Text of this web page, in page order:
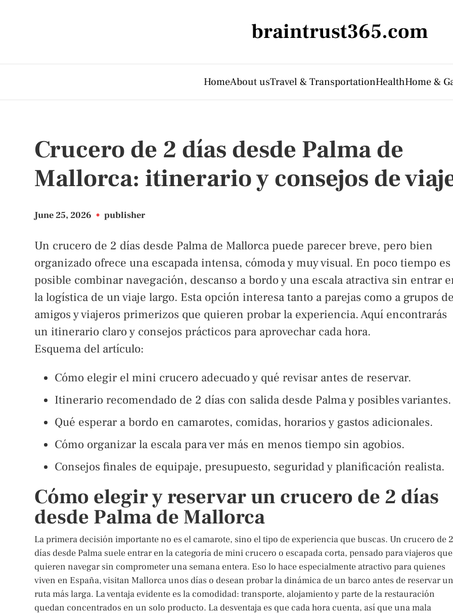
braintrust365.com
HomeAbout usTravel & TransportationHealthHome &
Crucero de 2 días desde Palma de
Mallorca: itinerario y consejos de
June 25, 2026 • publisher
Un crucero de 2 días desde Palma de Mallorca puede parecer breve, pero bien
organizado ofrece una escapada intensa, cómoda y muy visual. En poco tiempo es
posible combinar navegación, descanso a bordo y una escala atractiva sin entrar
la logística de un viaje largo. Esta opción interesa tanto a parejas como a grupos
amigos y viajeros primerizos que quieren probar la experiencia. Aquí encontrarás
un itinerario claro y consejos prácticos para aprovechar cada hora.
Esquema del artículo:
Cómo elegir el mini crucero adecuado y qué revisar antes de reservar.
Itinerario recomendado de 2 días con salida desde Palma y posibles variantes.
Qué esperar a bordo en camarotes, comidas, horarios y gastos adicionales.
Cómo organizar la escala para ver más en menos tiempo sin agobios.
Consejos finales de equipaje, presupuesto, seguridad y planificación realista.
Cómo elegir y reservar un crucero de 2 días
desde Palma de Mallorca
La primera decisión importante no es el camarote, sino el tipo de experiencia que buscas. Un crucero de 2
días desde Palma suele entrar en la categoría de mini crucero o escapada corta, pensado para viajeros que
quieren navegar sin comprometer una semana entera. Eso lo hace especialmente atractivo para quienes
viven en España, visitan Mallorca unos días o desean probar la dinámica de un barco antes de reservar
ruta más larga. La ventaja evidente es la comodidad: transporte, alojamiento y parte de la restauración
quedan concentrados en un solo producto. La desventaja es que cada hora cuenta, así que una mala